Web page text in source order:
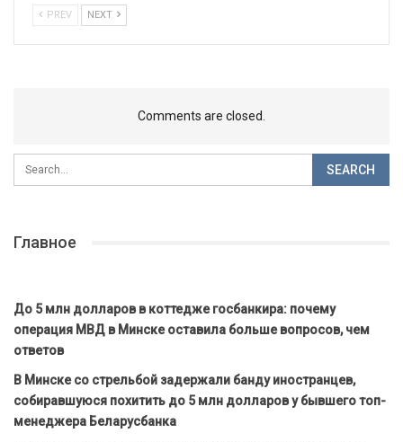
PREV NEXT
Comments are closed.
Главное
До 5 млн долларов в коттедже госбанкира: почему
операция МВД в Минске оставила больше вопросов, чем
ответов
В Минске со стрельбой задержали банду иностранцев,
собиравшуюся похитить до 5 млн долларов у бывшего топ-
менеджера Беларусбанка